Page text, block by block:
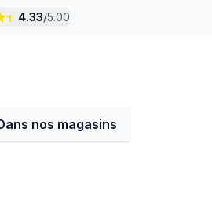
4.33/5.00
nos magasins